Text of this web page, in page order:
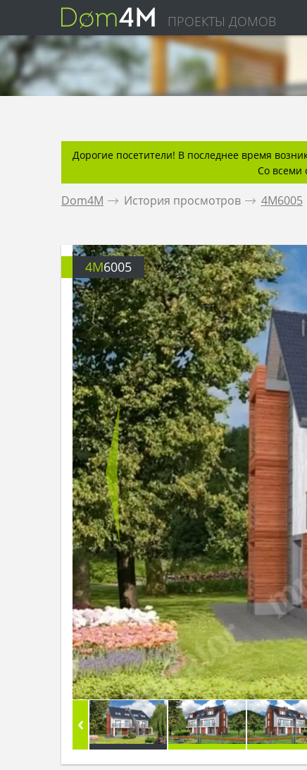
ПРОЕКТЫ ДОМОВ
Дорогие посетители! В последнее время
Со всеми
Dom4M . История просмотров . 4M6005
4M6005